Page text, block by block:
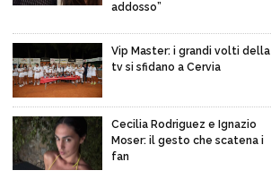
addosso”
Vip Master: i grandi volti della
tv si sfidano a Cervia
Cecilia Rodriguez e Ignazio
Moser: il gesto che scatena i
fan